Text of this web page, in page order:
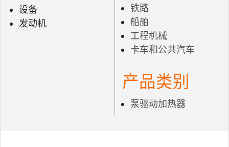
设备
发动机
铁路
船舶
工程机械
卡车和公共汽车
产品类别
泵驱动加热器